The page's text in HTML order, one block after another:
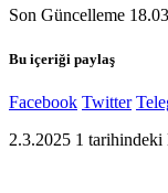
Son Güncelleme
Bu içeriği paylaş
Facebook Twitter
2.3.2025 1